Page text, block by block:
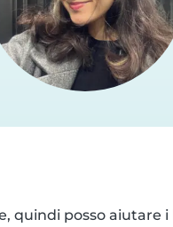
quindi posso aiutare